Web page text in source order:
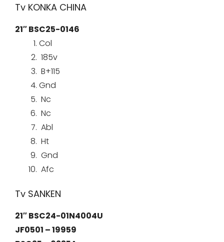
Tv KONKA CHINA
21″ BSC25-0146
Col
185v
B+115
Gnd
Nc
Nc
Abl
Ht
Gnd
Afc
Tv SANKEN
21″ BSC24-01N4004U
JF0501 – 19959